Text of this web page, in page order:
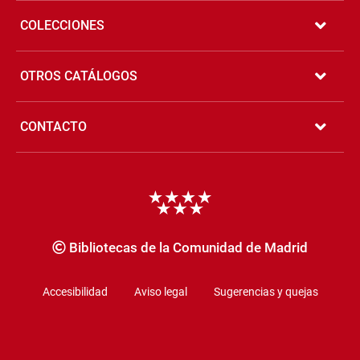
COLECCIONES
OTROS CATÁLOGOS
CONTACTO
Bibliotecas de la Comunidad de Madrid
Accesibilidad Aviso legal Sugerencias y quejas